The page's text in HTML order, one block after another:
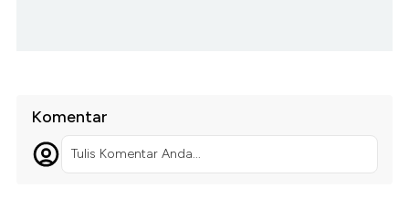
Komentar
Tulis Komentar Anda...